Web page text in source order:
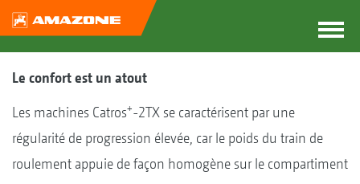
Le confort est un atout
Les machines Catros+-2TX se caractérisent par une
régularité de progression élevée, car le poids du train de
roulement appuie de façon homogène sur le compartiment